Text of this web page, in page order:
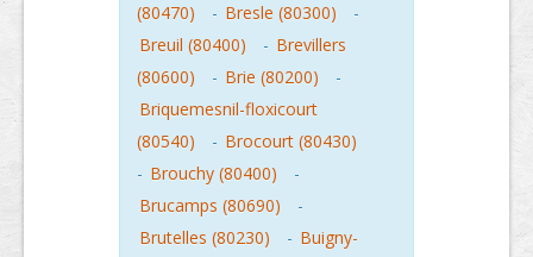
(80470)
- Bresle (80300)
-
Breuil (80400)
- Brevillers
(80600)
- Brie (80200)
-
Briquemesnil-floxicourt
(80540)
- Brocourt (80430)
- Brouchy (80400)
-
Brucamps (80690)
-
Brutelles (80230)
- Buigny-